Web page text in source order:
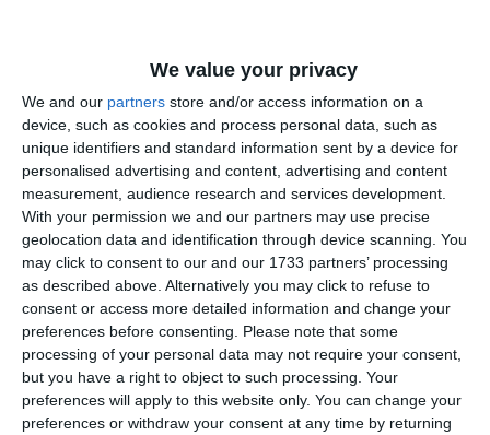
We value your privacy
We and our partners store and/or access information on a
device, such as cookies and process personal data, such as
unique identifiers and standard information sent by a device for
personalised advertising and content, advertising and content
measurement, audience research and services development.
With your permission we and our partners may use precise
geolocation data and identification through device scanning. You
may click to consent to our and our 1733 partners’ processing
as described above. Alternatively you may click to refuse to
consent or access more detailed information and change your
preferences before consenting. Please note that some
processing of your personal data may not require your consent,
but you have a right to object to such processing. Your
preferences will apply to this website only. You can change your
preferences or withdraw your consent at any time by returning